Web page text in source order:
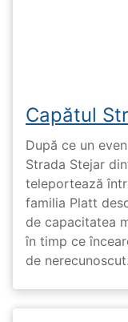
Capătul
După ce un
Strada Stejar
teleportează
familia Platt
de capacitatea
în timp ce
de nerecunoscut.